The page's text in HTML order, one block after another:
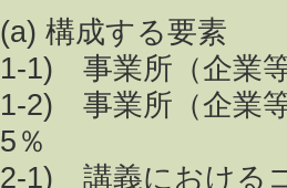
(a) 構成する要素
1-1) 事業所（企業
1-2) 事業所（企業
5％
2-1) 講義における